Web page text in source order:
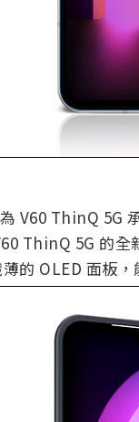
V60 ThinQ 5G
ThinQ 5G 的
的 OLED 面板